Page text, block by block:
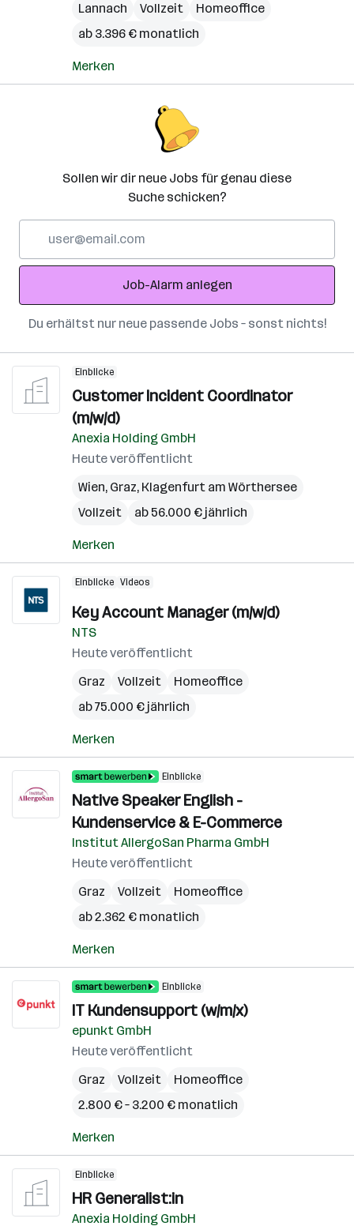
Lannach
Vollzeit
Homeoffice
ab 3.396 € monatlich
Merken
Sollen wir dir neue Jobs für genau diese
Suche schicken?
Adresse
Job-Alarm anlegen
Du erhältst nur neue passende Jobs – sonst nichts!
Einblicke
Customer Incident Coordinator
(m/w/d)
Anexia Holding GmbH
Heute veröffentlicht
Wien, Graz, Klagenfurt am Wörthersee
Vollzeit
ab 56.000 € jährlich
Merken
Einblicke Videos
Key Account Manager (m/w/d)
NTS
Heute veröffentlicht
Graz
Vollzeit
Homeoffice
ab 75.000 € jährlich
Merken
Einblicke
Native Speaker English -
Kundenservice & E-Commerce
Institut AllergoSan Pharma GmbH
Heute veröffentlicht
Graz
Vollzeit
Homeoffice
ab 2.362 € monatlich
Merken
Einblicke
IT Kundensupport (w/m/x)
epunkt GmbH
Heute veröffentlicht
Graz
Vollzeit
Homeoffice
2.800 € – 3.200 € monatlich
Merken
Einblicke
HR Generalist:in
Anexia Holding GmbH